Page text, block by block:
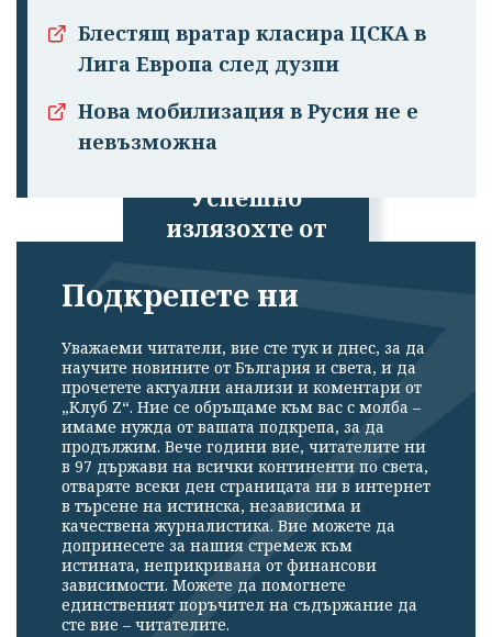
Успешно
излязохте от
Блестящ вратар класира ЦСКА в
Лига Европа след дузпи
Нова мобилизация в Русия не е
невъзможна
Подкрепете ни
Уважаеми читатели, вие сте тук и днес, за да
научите новините от България и света, и да
прочетете актуални анализи и коментари от
„Клуб Z“. Ние се обръщаме към вас с молба –
имаме нужда от вашата подкрепа, за да
продължим. Вече години вие, читателите ни
в 97 държави на всички континенти по света,
отваряте всеки ден страницата ни в интернет
в търсене на истинска, независима и
качествена журналистика. Вие можете да
допринесете за нашия стремеж към
истината, неприкривана от финансови
зависимости. Можете да помогнете
единственият поръчител на съдържание да
сте вие – читателите.